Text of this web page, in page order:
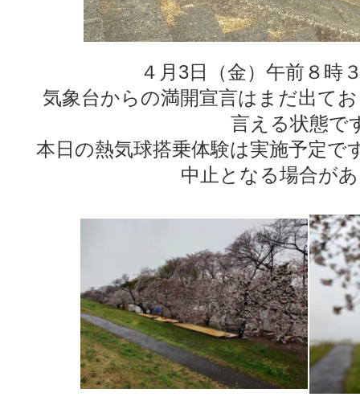
４月3日（金）午前８時
気象台からの満開宣言はまだ出て
言える状態で
本日の熱気球搭乗体験は実施予定で
中止となる場合が